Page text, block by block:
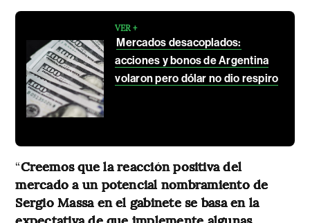
VER +
Mercados desacoplados:
acciones y bonos de Argentina
volaron pero dólar no dio respiro
“Creemos que la reacción positiva del
mercado a un potencial nombramiento de
Sergio Massa en el gabinete se basa en la